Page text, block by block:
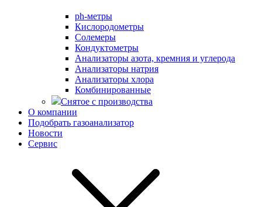
ph-метры
Кислородометры
Солемеры
Кондуктометры
Анализаторы азота, кремния и углерода
Анализаторы натрия
Анализаторы хлора
Комбинированные
Снятое с производства
О компании
Подобрать газоанализатор
Новости
Сервис